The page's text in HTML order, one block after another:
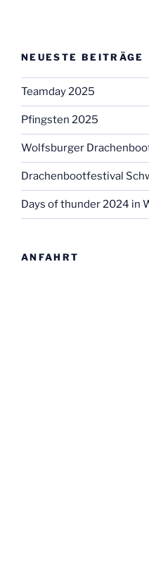
NEUESTE BEITRÄGE
Teamday 2025
Pfingsten 2025
Wolfsburger
Drachenbootfestival
Days of thunder 2024 in
ANFAHRT